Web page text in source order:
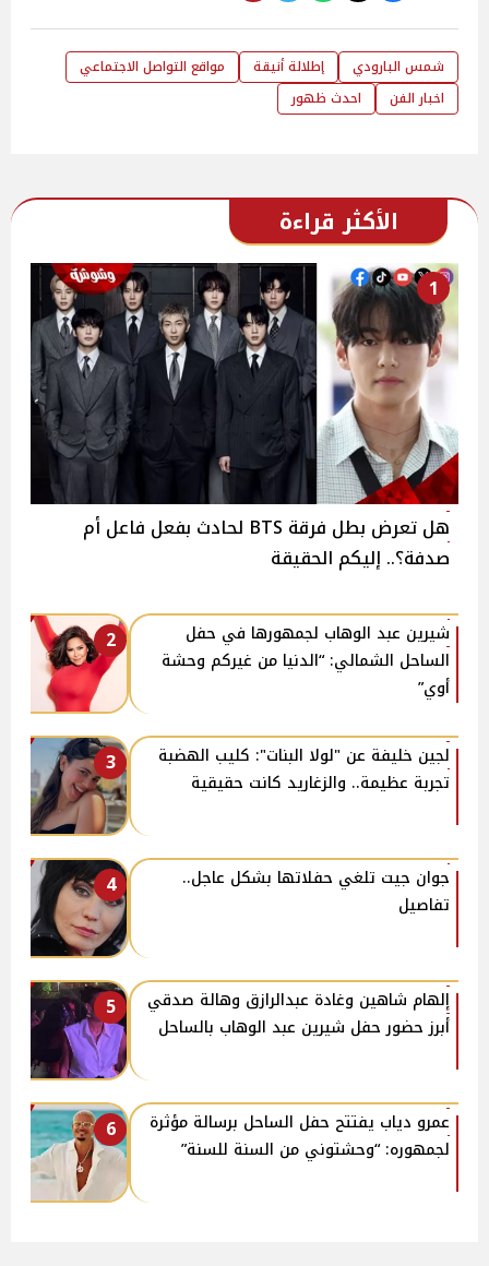
شمس البارودي إطلالة أنيقة
مواقع التواصل الاجتماعي
اخبار الفن
احدث ظهور
الأكثر قراءة
1
هل تعرض بطل فرقة BTS لحادث بفعل فاعل أم
صدفة؟.. إليكم الحقيقة
2
شيرين عبد الوهاب لجمهورها في حفل
الساحل الشمالي: “الدنيا من غيركم وحشة
أوي”
3
لجين خليفة عن "لولا البنات": كليب الهضبة
تجربة عظيمة.. والزغاريد كانت حقيقية
4
جوان جيت تلغي حفلاتها بشكل عاجل..
تفاصيل
5
إلهام شاهين وغادة عبدالرازق وهالة صدقي
أبرز حضور حفل شيرين عبد الوهاب بالساحل
6
عمرو دياب يفتتح حفل الساحل برسالة مؤثرة
لجمهوره: “وحشتوني من السنة للسنة”